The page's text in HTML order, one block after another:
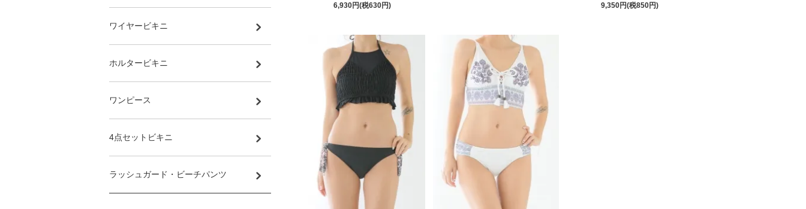
6,930円(税630円)
9,350円(税850円)
ワイヤービキニ
ホルタービキニ
ワンピース
4点セットビキニ
ラッシュガード・ビーチパンツ